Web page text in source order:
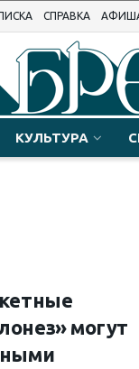
СПРАВКА
КУЛЬТУРА
могут